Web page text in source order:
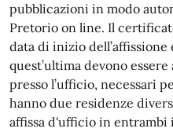
pubblicazioni in modo
Pretorio on line. Il
data di inizio dell’affissione
quest’ultima devono
presso l’ufficio, necessari
hanno due residenze
affissa d'ufficio in entrambi